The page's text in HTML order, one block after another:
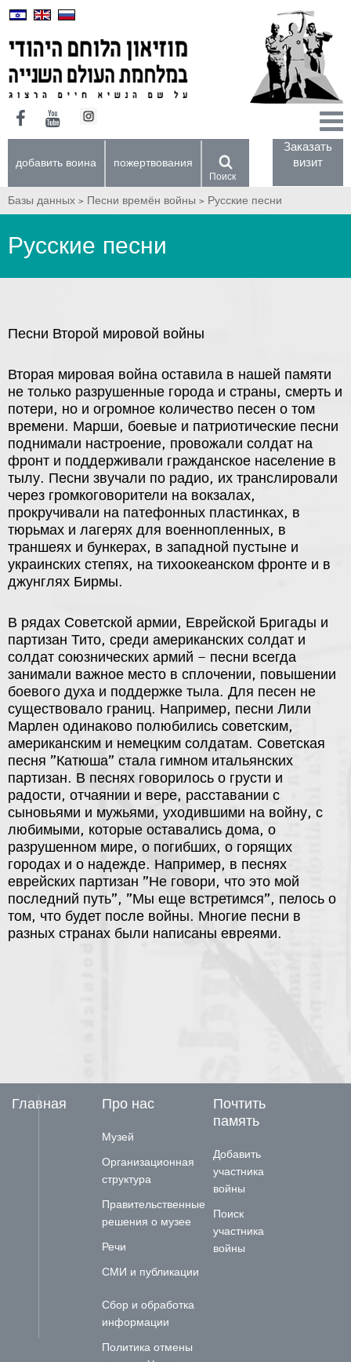
Заказать
визит
Поиск
добавить воина пожертвования
Базы данных > Песни времён войны > Русские песни
Русские песни
Песни Второй мировой войны
Вторая мировая война оставила в нашей памяти
не только разрушенные города и страны, смерть и
потери, но и огромное количество песен о том
времени. Марши, боевые и патриотические песни
поднимали настроение, провожали солдат на
фронт и поддерживали гражданское население в
тылу. Песни звучали по радио, их транслировали
через громкоговорители на вокзалах,
прокручивали на патефонных пластинках, в
тюрьмах и лагерях для военнопленных, в
траншеях и бункерах, в западной пустыне и
украинских степях, на тихоокеанском фронте и в
джунглях Бирмы.
В рядах Советской армии, Еврейской Бригады и
партизан Тито, среди американских солдат и
солдат союзнических армий – песни всегда
занимали важное место в сплочении, повышении
боевого духа и поддержке тыла. Для песен не
существовало границ. Например, песни Лили
Марлен одинаково полюбились советским,
американским и немецким солдатам. Советская
песня "Катюша" стала гимном итальянских
партизан. В песнях говорилось о грусти и
радости, отчаянии и вере, расставании с
сыновьями и мужьями, уходившими на войну, с
любимыми, которые оставались дома, о
разрушенном мире, о погибших, о горящих
городах и о надежде. Например, в песнях
еврейских партизан "Не говори, что это мой
последний путь", "Мы еще встретимся", пелось о
том, что будет после войны. Многие песни в
разных странах были написаны евреями.
Главная Про нас
Музей
Организационная
структура
Правительственные
решения о музее
Речи
СМИ и публикации
Сбор и обработка
информации
Политика отмены
Почтить
память
Добавить
участника
войны
Поиск
участника
войны